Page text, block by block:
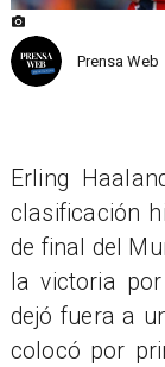
Prensa Web
Erling
clasificación
de final del
la victoria
dejó fuera a
colocó por